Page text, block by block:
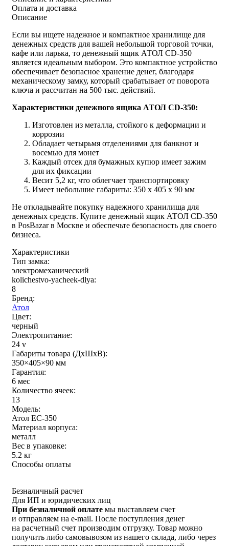
Оплата и доставка
Описание
Если вы ищете надежное и компактное хранилище для
денежных средств для вашей небольшой торговой точки,
кафе или ларька, то денежный ящик АТОЛ CD-350
является идеальным выбором. Это компактное устройство
обеспечивает безопасное хранение денег, благодаря
механическому замку, который срабатывает от поворота
ключа и рассчитан на 500 тыс. действий.
Характеристики денежного ящика АТОЛ CD-350:
Изготовлен из металла, стойкого к деформации и
коррозии
Обладает четырьмя отделениями для банкнот и
восемью для монет
Каждый отсек для бумажных купюр имеет зажим
для их фиксации
Весит 5,2 кг, что облегчает транспортировку
Имеет небольшие габариты: 350 х 405 х 90 мм
Не откладывайте покупку надежного хранилища для
денежных средств. Купите денежный ящик АТОЛ CD-350
в PosBazar в Москве и обеспечьте безопасность для своего
бизнеса.
Характеристики
Тип замка:
электромеханический
kolichestvo-yacheek-dlya:
8
Бренд:
Атол
Цвет:
черный
Электропитание:
24 v
Габариты товара (ДxШxВ):
350×405×90 мм
Гарантия:
6 мес
Количество ячеек:
13
Модель:
Атол EC-350
Материал корпуса:
металл
Вес в упаковке:
5.2 кг
Способы оплаты
Безналичный расчет
Для ИП и юридических лиц
При безналичной оплате мы выставляем счет
и отправляем на e-mail. После поступления денег
на расчетный счет производим отгрузку. Товар можно
получить либо самовывозом из нашего склада, либо через